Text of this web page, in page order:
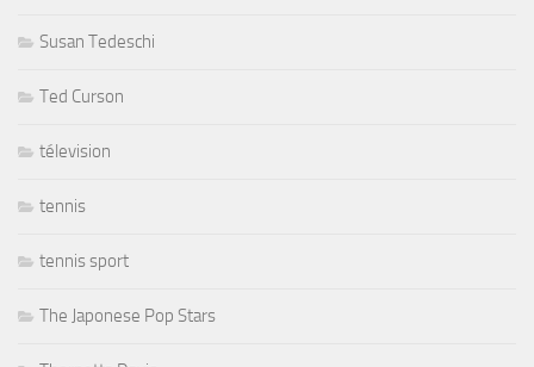
Susan Tedeschi
Ted Curson
télevision
tennis
tennis sport
The Japonese Pop Stars